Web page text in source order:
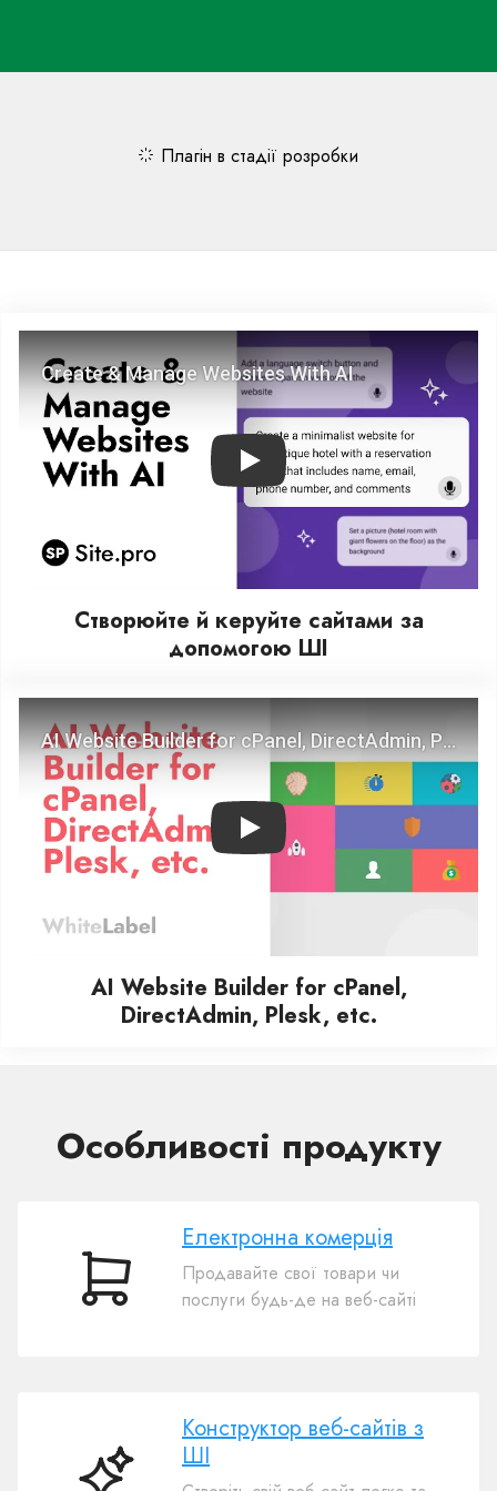
Плагін в стадії розробки
Play
Створюйте й керуйте сайтами за
допомогою ШІ
Play
AI Website Builder for cPanel,
DirectAdmin, Plesk, etc.
Особливості продукту
Електронна
Електронна комерція
Продавайте свої товари чи
послуги будь-де на веб-сайті
Конструктор
Конструктор веб-сайтів з
ШІ